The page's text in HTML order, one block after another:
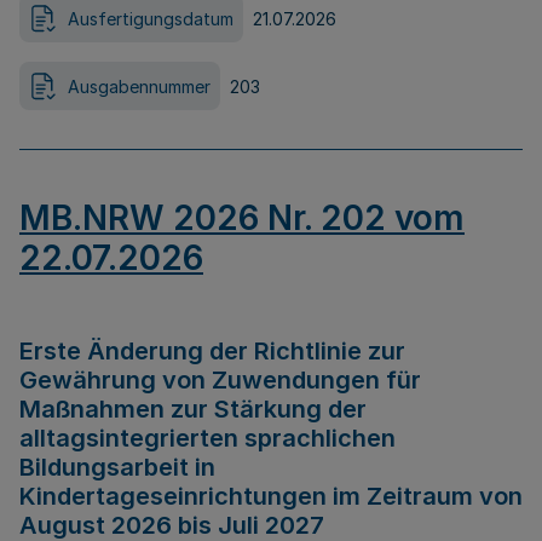
Ausfertigungsdatum 21.07.2026
Ausgabennummer 203
MB.NRW 2026 Nr. 202 vom
22.07.2026
Erste Änderung der Richtlinie zur
Gewährung von Zuwendungen für
Maßnahmen zur Stärkung der
alltagsintegrierten sprachlichen
Bildungsarbeit in
Kindertageseinrichtungen im Zeitraum von
August 2026 bis Juli 2027